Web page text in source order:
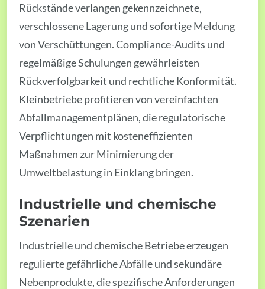
Rückstände verlangen gekennzeichnete,
verschlossene Lagerung und sofortige Meldung
von Verschüttungen. Compliance-Audits und
regelmäßige Schulungen gewährleisten
Rückverfolgbarkeit und rechtliche Konformität.
Kleinbetriebe profitieren von vereinfachten
Abfallmanagementplänen, die regulatorische
Verpflichtungen mit kosteneffizienten
Maßnahmen zur Minimierung der
Umweltbelastung in Einklang bringen.
Industrielle und chemische
Szenarien
Industrielle und chemische Betriebe erzeugen
regulierte gefährliche Abfälle und sekundäre
Nebenprodukte, die spezifische Anforderungen